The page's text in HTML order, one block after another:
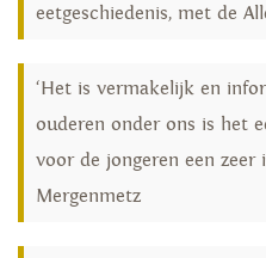
eetgeschiedenis, met de
‘Het is vermakelijk en
ouderen onder ons is het
voor de jongeren een zeer
Mergenmetz